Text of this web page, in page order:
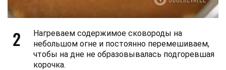
2
Нагреваем содержимое сковороды на
небольшом огне и постоянно перемешиваем,
чтобы на дне не образовывалась подгоревшая
корочка.